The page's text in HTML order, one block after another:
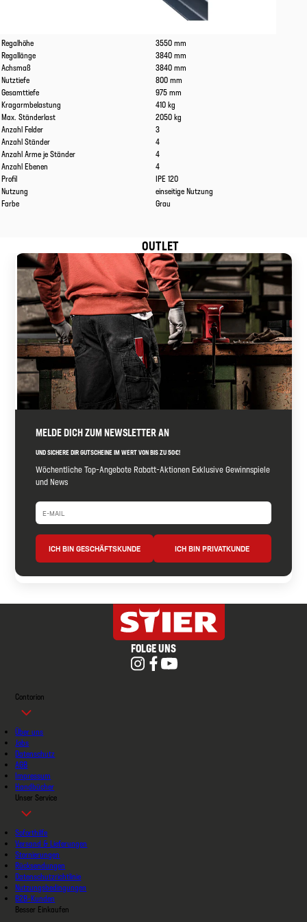
Eigenschaften
Regalhöhe
3550 mm
Regallänge
3840 mm
Achsmaß
3840 mm
Nutztiefe
800 mm
Gesamttiefe
975 mm
Kragarmbelastung
410 kg
Max. Ständerlast
2050 kg
Anzahl Felder
3
Anzahl Ständer
4
Anzahl Arme je Ständer
4
Anzahl Ebenen
4
Profil
IPE 120
Nutzung
einseitige Nutzung
Farbe
Grau
OUTLET
MELDE DICH ZUM NEWSLETTER AN
UND SICHERE DIR GUTSCHEINE IM WERT VON BIS ZU 50€!
Wöchentliche Top-Angebote Rabatt-Aktionen Exklusive Gewinnspiele
und News
ICH BIN GESCHÄFTSKUNDE ICH BIN PRIVATKUNDE
FOLGE UNS
Contorion
Über uns
Jobs
Datenschutz
AGB
Impressum
Handbücher
Unser Service
Soforthilfe
Versand & Lieferungen
Stornierungen
Rücksendungen
Datenschutzrichtlinie
Nutzungsbedingungen
B2B-Kunden
Besser Einkaufen